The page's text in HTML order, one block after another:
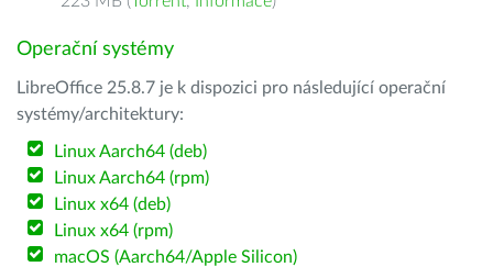
Operační systémy
LibreOffice 25.8.7 je k dispozici pro následující operační
systémy/architektury:
Linux Aarch64 (deb)
Linux Aarch64 (rpm)
Linux x64 (deb)
Linux x64 (rpm)
macOS (Aarch64/Apple Silicon)